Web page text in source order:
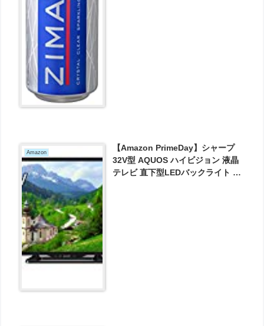
Amazon
【Amazon PrimeDay】シャープ
32V型 AQUOS ハイビジョン 液晶
テレビ 直下型LEDバックライト 外